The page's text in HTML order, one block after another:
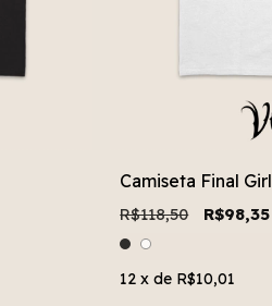
Camiseta Final Girl
R$118,50 R$98,35
12 x de R$10,01